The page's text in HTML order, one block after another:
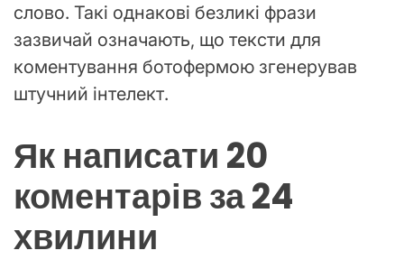
слово. Такі однакові безликі фрази
зазвичай означають, що тексти для
коментування ботофермою згенерував
штучний інтелект.
Як написати 20
коментарів за 24
хвилини